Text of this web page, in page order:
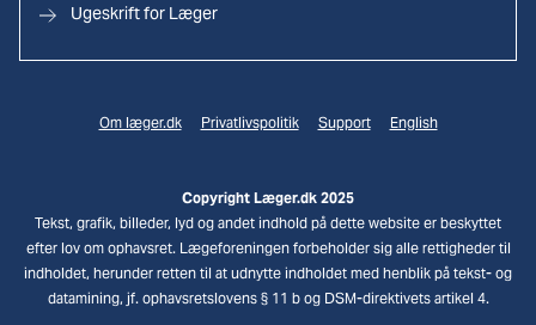
Ugeskrift for Læger
Om læger.dk Privatlivspolitik Support English
Copyright Læger.dk 2025
Tekst, grafik, billeder, lyd og andet indhold på dette website er beskyttet
efter lov om ophavsret. Lægeforeningen forbeholder sig alle rettigheder til
indholdet, herunder retten til at udnytte indholdet med henblik på tekst- og
datamining, jf. ophavsretslovens § 11 b og DSM-direktivets artikel 4.